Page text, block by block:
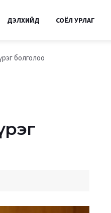
ДЭЛХИЙД СОЁЛ УРЛАГ
болголоо